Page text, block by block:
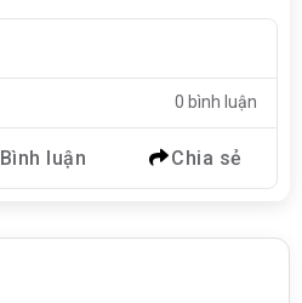
0 bình luận
Bình luận Chia sẻ